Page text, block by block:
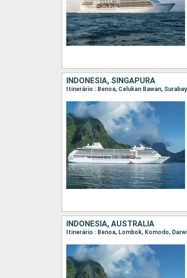
INDONÉSIA, SINGAPURA
Itinerário : Benoa, Celukan Bawan,
INDONÉSIA, AUSTRALIA
Itinerário : Benoa, Lombok, Komodo,